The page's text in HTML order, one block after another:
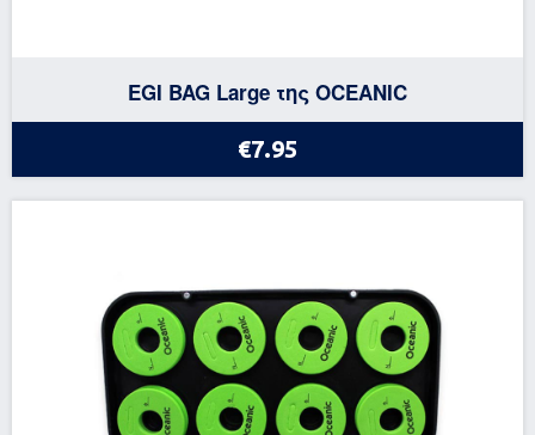
EGI BAG Large της OCEANIC
€7.95